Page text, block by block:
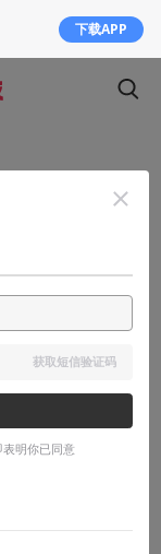
下载APP
获取短信验证码
明你已同意